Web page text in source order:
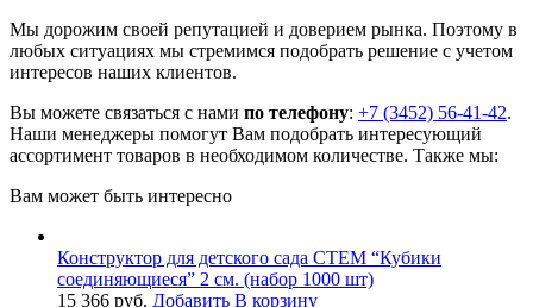
Мы дорожим своей репутацией и доверием рынка. Поэтому в
любых ситуациях мы стремимся подобрать решение с учетом
интересов наших клиентов.
Вы можете связаться с нами по телефону: +7 (3452) 56-41-42.
Наши менеджеры помогут Вам подобрать интересующий
ассортимент товаров в необходимом количестве. Также мы:
Вам может быть интересно
Конструктор для детского сада СТЕМ “Кубики
соединяющиеся” 2 см. (набор 1000 шт)
15 366 руб. Добавить В корзину